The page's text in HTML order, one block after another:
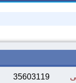
35603119